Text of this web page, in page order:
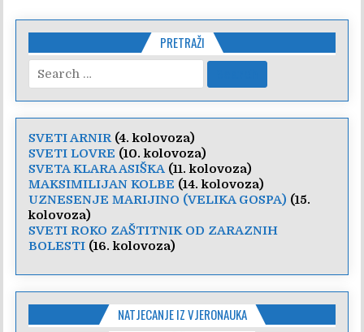
PRETRAŽI
Search
for:
SVETI ARNIR(4. kolovoza)
SVETI LOVRE (10. kolovoza)
SVETA KLARA ASIŠKA (11. kolovoza)
MAKSIMILIJAN KOLBE (14. kolovoza)
UZNESENJE MARIJINO (VELIKA GOSPA) (15.
kolovoza)
SVETI ROKO ZAŠTITNIK OD ZARAZNIH
BOLESTI (16. kolovoza)
NATJECANJE IZ VJERONAUKA